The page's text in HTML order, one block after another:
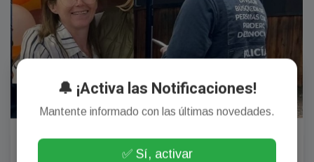
Hallaron sin vida en un motel de Candelaria a la
conductora de Uber que era intesamente buscada
🔔 ¡Activa las Notificaciones!
Mantente informado con las últimas novedades.
✅ Sí, activar